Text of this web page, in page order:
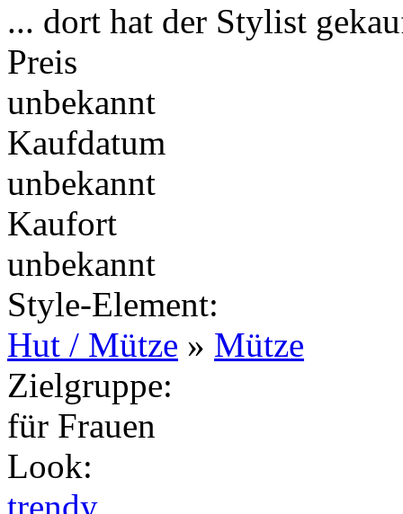
... dort hat der Stylist
Preis
unbekannt
Kaufdatum
unbekannt
Kaufort
unbekannt
Style-Element:
Hut / Mütze » Mütze
Zielgruppe:
für Frauen
Look:
trendy